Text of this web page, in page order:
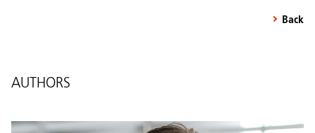
Back
AUTHORS